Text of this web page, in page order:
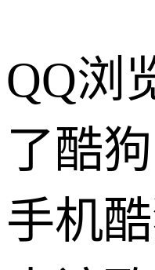
QQ浏
了酷
手机